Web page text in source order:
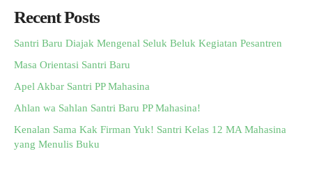
Recent Posts
Santri Baru Diajak Mengenal Seluk Beluk Kegiatan Pesantren
Masa Orientasi Santri Baru
Apel Akbar Santri PP Mahasina
Ahlan wa Sahlan Santri Baru PP Mahasina!
Kenalan Sama Kak Firman Yuk! Santri Kelas 12 MA Mahasina
yang Menulis Buku